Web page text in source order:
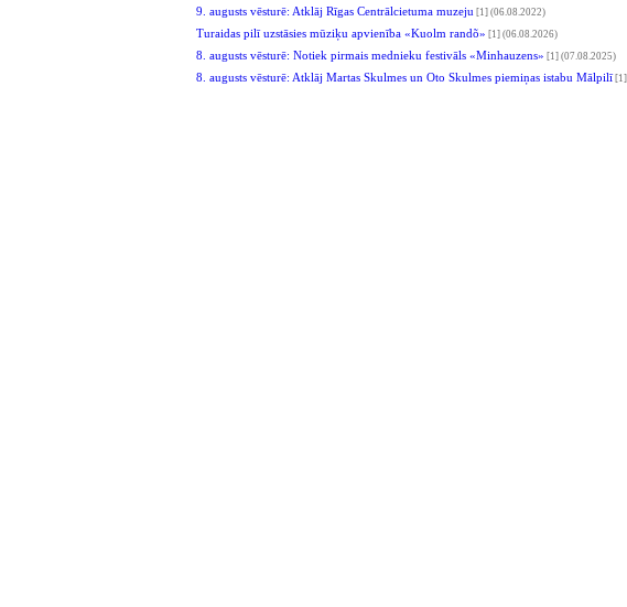
9. augusts vēsturē: Atklāj Rīgas Centrālcietuma muzeju [1] (06.08.2022)
Turaidas pilī uzstāsies mūziķu apvienība «Kuolm randõ» [1] (06.08.2026)
8. augusts vēsturē: Notiek pirmais mednieku festivāls «Minhauzens» [1] (07.08.2025)
8. augusts vēsturē: Atklāj Martas Skulmes un Oto Skulmes piemiņas istabu Mālpilī [1]